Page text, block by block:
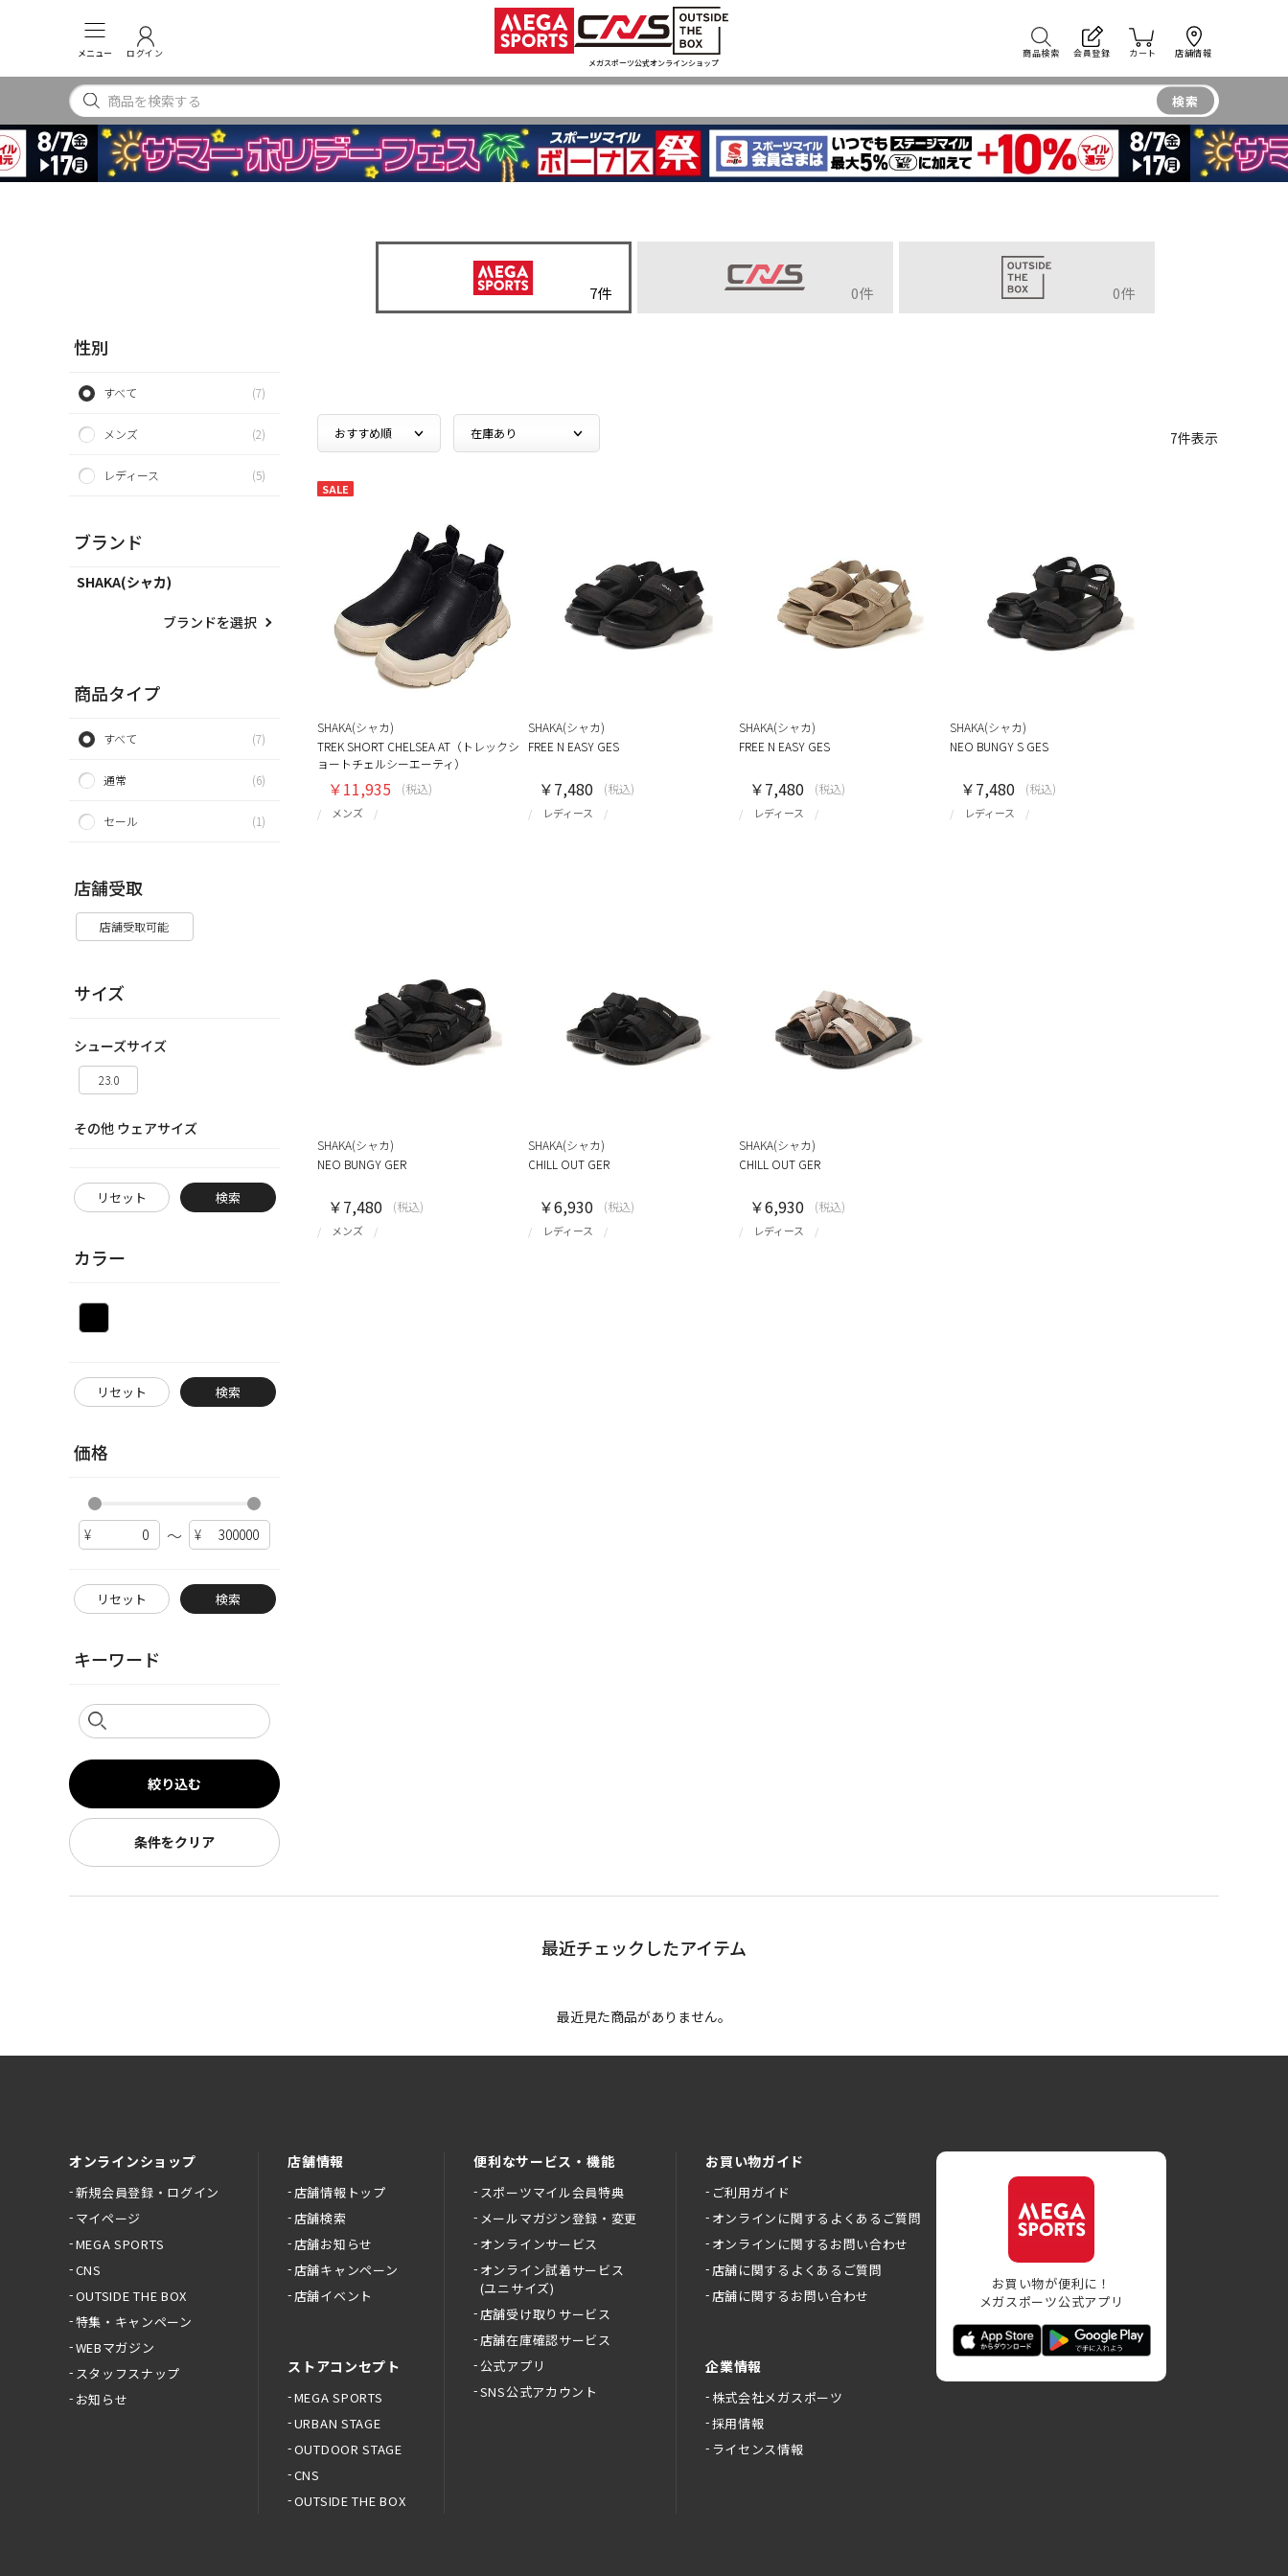
メニュー ログイン
メガスポーツ公式オンラインショップ
商品検索 会員登録 カート 店舗情報
検索
性別
すべて (7)
メンズ (2)
レディース (5)
ブランド
SHAKA(シャカ)
ブランドを選択
商品タイプ
すべて (7)
通常 (6)
セール (1)
店舗受取
店舗受取可能
サイズ
シューズサイズ
23.0
その他 ウェアサイズ
リセット 検索
カラー
リセット 検索
価格
～
リセット 検索
キーワード
絞り込む
条件をクリア
7件 0件 0件
7件表示
SALE
SHAKA(シャカ)
TREK SHORT CHELSEA AT（トレックシ
ョートチェルシーエーティ）
メンズ
￥11,935 (税込)
SHAKA(シャカ)
FREE N EASY GES
レディース
￥7,480 (税込)
SHAKA(シャカ)
FREE N EASY GES
レディース
￥7,480 (税込)
SHAKA(シャカ)
NEO BUNGY S GES
レディース
￥7,480 (税込)
SHAKA(シャカ)
NEO BUNGY GER
メンズ
￥7,480 (税込)
SHAKA(シャカ)
CHILL OUT GER
レディース
￥6,930 (税込)
SHAKA(シャカ)
CHILL OUT GER
レディース
￥6,930 (税込)
最近チェックしたアイテム
最近見た商品がありません。
オンラインショップ
新規会員登録・ログイン
マイページ
MEGA SPORTS
CNS
OUTSIDE THE BOX
特集・キャンペーン
WEBマガジン
スタッフスナップ
お知らせ
店舗情報
店舗情報トップ
店舗検索
店舗お知らせ
店舗キャンペーン
店舗イベント
ストアコンセプト
MEGA SPORTS
URBAN STAGE
OUTDOOR STAGE
CNS
OUTSIDE THE BOX
便利なサービス・機能
スポーツマイル会員特典
メールマガジン登録・変更
オンラインサービス
オンライン試着サービス
(ユニサイズ)
店舗受け取りサービス
店舗在庫確認サービス
公式アプリ
SNS公式アカウント
お買い物ガイド
ご利用ガイド
オンラインに関するよくあるご質問
オンラインに関するお問い合わせ
店舗に関するよくあるご質問
店舗に関するお問い合わせ
企業情報
株式会社メガスポーツ
採用情報
ライセンス情報
お買い物が便利に！
メガスポーツ公式アプリ